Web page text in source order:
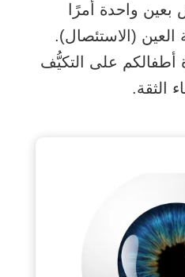
واحدة أمرًا
العين (الاستئصال).
أطفالكم على التكيُّف
الثقة.